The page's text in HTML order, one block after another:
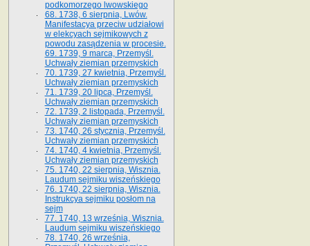
podkomorzego lwowskiego
68. 1738, 6 sierpnia, Lwów.
Manifestacya przeciw udziałowi
w elekcyach sejmikowych z
powodu zasądzenia w procesie.
69. 1739, 9 marca, Przemyśl.
Uchwały ziemian przemyskich
70. 1739, 27 kwietnia, Przemyśl.
Uchwały ziemian przemyskich
71. 1739, 20 lipca, Przemyśl.
Uchwały ziemian przemyskich
72. 1739, 2 listopada, Przemyśl.
Uchwały ziemian przemyskich
73. 1740, 26 stycznia, Przemyśl.
Uchwały ziemian przemyskich
74. 1740, 4 kwietnia, Przemyśl.
Uchwały ziemian przemyskich
75. 1740, 22 sierpnia, Wisznia.
Laudum sejmiku wiszeńskiego
76. 1740, 22 sierpnia, Wisznia.
Instrukcya sejmiku posłom na
sejm
77. 1740, 13 września, Wisznia.
Laudum sejmiku wiszeńskiego
78. 1740, 26 września,